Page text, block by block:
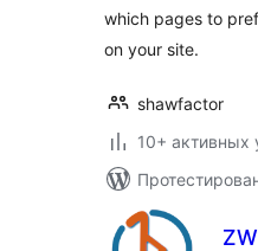
which pages to
on your site.
shawfactor
10+ активных